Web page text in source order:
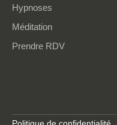
Hypnoses
Méditation
Prendre RDV